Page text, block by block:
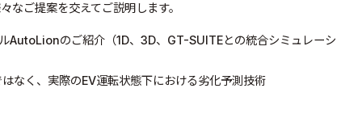
なご提案を交えてご説明します。
AutoLionのご紹介（1D、3D、GT-SUITEとの統合シミュレーシ
なく、実際のEV運転状態下における劣化予測技術